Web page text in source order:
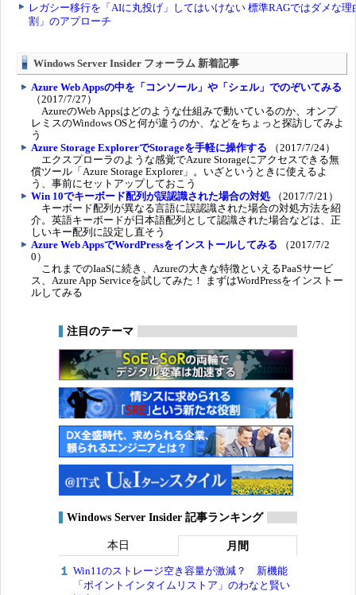
Windows Server Insider フォーラム 新着記事
Azure Web Appsの中を「コンソール」や「シェル」でのぞいてみる
（2017/7/27）
AzureのWeb Appsはどのような仕組みで動いているのか、オンプ
レミスのWindows OSと何が違うのか、などをちょっと探訪してみよ
う
Azure Storage ExplorerでStorageを手軽に操作する （2017/7/24）
エクスプローラのような感覚でAzure Storageにアクセスできる無
償ツール「Azure Storage Explorer」。いざというときに使えるよ
う、事前にセットアップしておこう
Win 10でキーボード配列が誤認識された場合の対処 （2017/7/21）
キーボード配列が異なる言語に誤認識された場合の対処方法を紹
介。英語キーボードが日本語配列として認識された場合などは、正
しいキー配列に設定し直そう
Azure Web AppsでWordPressをインストールしてみる （2017/7/2
0）
これまでのIaaSに続き、Azureの大きな特徴といえるPaaSサービ
ス、Azure App Serviceを試してみた！ まずはWordPressをインストー
ルしてみる
注目のテーマ
Windows Server Insider 記事ランキング
本日 月間
Win11のストレージ空き容量が激減？ 新機能
「ポイントインタイムリストア」のわなと賢い